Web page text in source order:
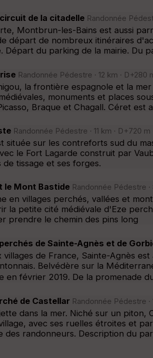
de la citadelle Randonnée
Montbrun-les-Bains est aussi
départ de nombreux itinéraires
Départ du parking de la mairie. Du
Randonnée Pédestre · 12 km · D+280
la frontière espagnole et la
monuments et places
Braque et Chagall. Céret est
Randonnée Pédestre · 11 km · D+720
située sur les contreforts sud du
le Fort Lagarde construit par
de tissage et ses forges.
le Mont Bastide Randonnée Pédestre
en villages perchés, vallées et
la petite cité médiévale d'Eze
prendre le chemin des pins long
de Sainte-Agnès et de
villages de France, Sainte-Agnès
Belvédère sur la
en février 2019. De la promenade
de Castellar Randonnée Pédestre
dans la mer. Niché sur un
avec ses ruelles étroites et
des randonneurs. Description du